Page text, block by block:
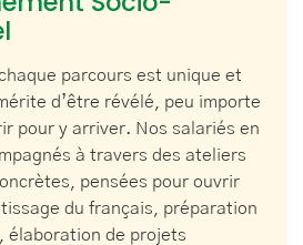
parcours est unique et
d’être révélé, peu importe
pour y arriver. Nos salariés en
à travers des ateliers
pensées pour ouvrir
du français, préparation
élaboration de projets